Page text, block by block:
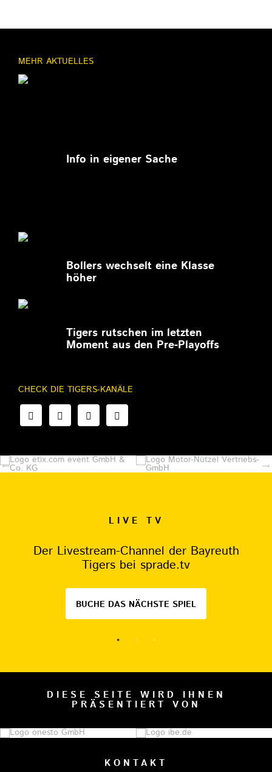
MEHR AKTUELLES
Info in eigener Sache
Bollers wechselt eine Klasse
höher
Tigers rutschen im letzten
Moment aus den Pre-Playoffs
CHECK DIE TIGERS-KANÄLE
LIVE TV
Der Livestream-Channel der Bayreuth
Tigers bei sprade.tv
BUCHE DAS NÄCHSTE SPIEL
DIESE SEITE WIRD IHNEN
PRÄSENTIERT VON
KONTAKT